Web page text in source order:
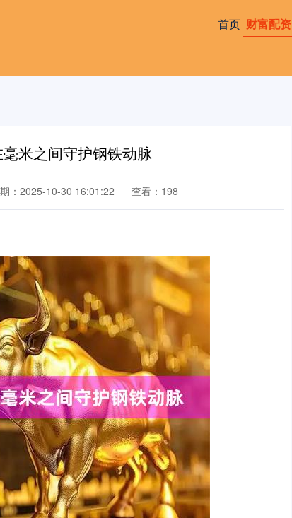
首页 财富配资
米之间守护钢铁动脉
：2025-10-30 16:01:22 查看：198